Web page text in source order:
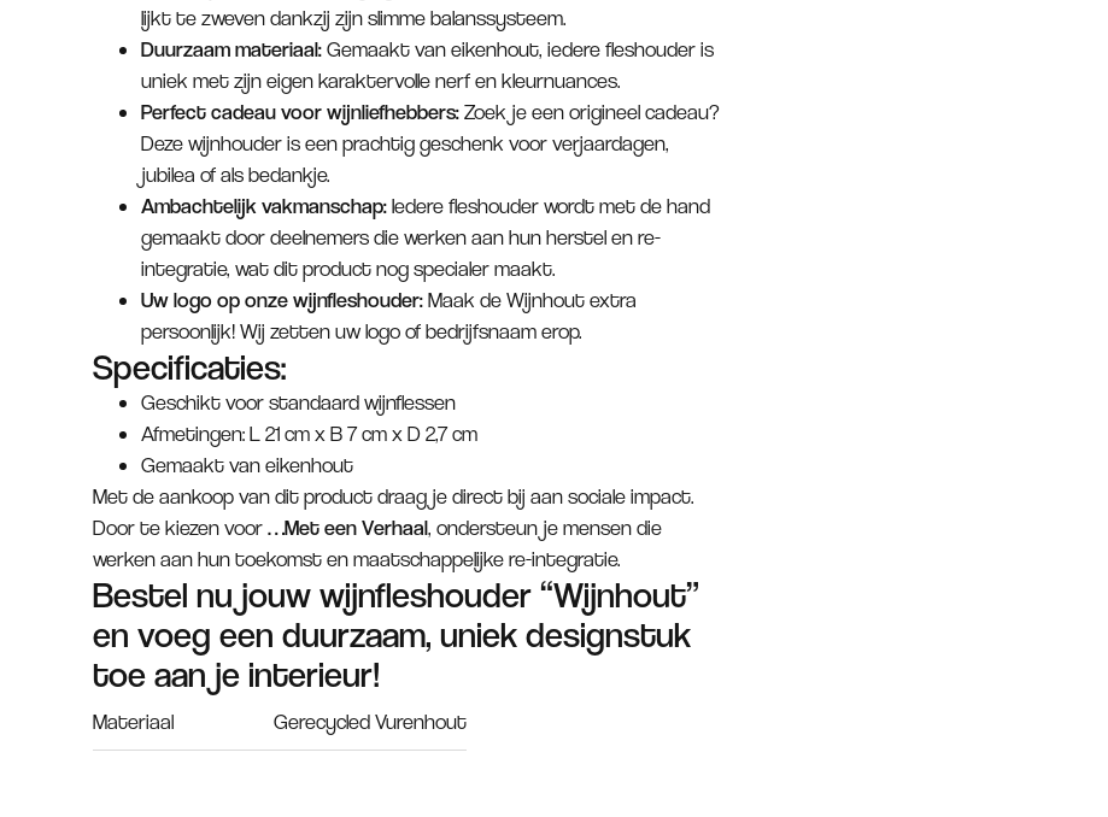
lijkt te zweven dankzij zijn slimme balanssysteem.
Duurzaam materiaal:Gemaakt van eikenhout, iedere fleshouder is
uniek met zijn eigen karaktervolle nerf en kleurnuances.
Perfect cadeau voor wijnliefhebbers:Zoek je een origineel cadeau?
Deze wijnhouder is een prachtig geschenk voor verjaardagen,
jubilea of als bedankje.
Ambachtelijk vakmanschap:Iedere fleshouder wordt met de hand
gemaakt door deelnemers die werken aan hun herstel en re-
integratie, wat dit product nog specialer maakt.
Uw logo op onze wijnfleshouder:Maak de Wijnhout extra
persoonlijk! Wij zetten uw logo of bedrijfsnaam erop.
Specificaties:
Geschikt voor standaard wijnflessen
Afmetingen: L 21 cm x B 7 cm x D 2,7 cm
Gemaakt van eikenhout
Met de aankoop van dit product draag je direct bij aan sociale impact.
Door te kiezen voor…Met een Verhaal, ondersteun je mensen die
werken aan hun toekomst en maatschappelijke re-integratie.
Bestel nu jouw wijnfleshouder “Wijnhout”
en voeg een duurzaam, uniek designstuk
toe aan je interieur!
Materiaal Gerecycled Vurenhout